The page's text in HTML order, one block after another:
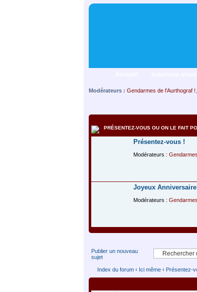
Modérateurs : Gendarmes de l'Aurthograf !
PRÉSENTEZ-VOUS OU ON LE FAIT
Présentez-vous !
Modérateurs :
Joyeux
Modérateurs :
Publier un nouveau
sujet
Index du forum ‹ Ici même ‹ Présentez-